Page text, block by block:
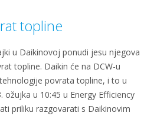
topline
u Daikinovoj ponudi jesu njegova
topline. Daikin će na DCW-u
povrata topline, i to u
ožujka u 10:45 u Energy Efficiency
priliku razgovarati s Daikinovim